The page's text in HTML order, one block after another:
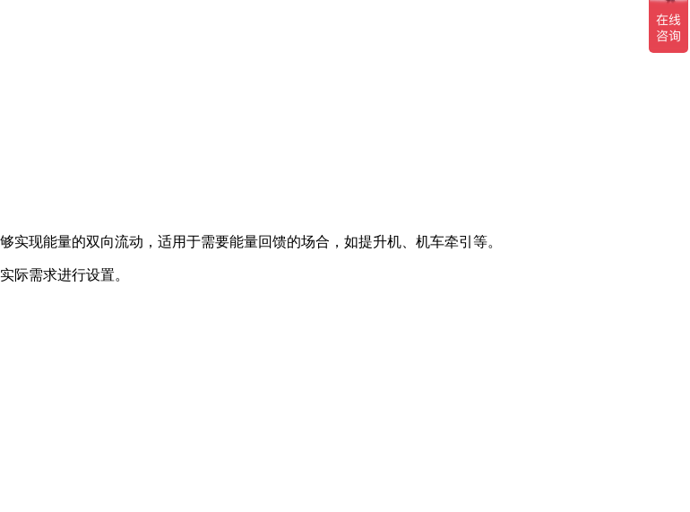
现能量的双向流动，适用于需要能量回馈的场合，如提升机、机车牵引等。
际需求进行设置。